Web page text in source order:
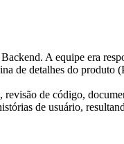
A equipe era
de detalhes do produto
de código,
de usuário,